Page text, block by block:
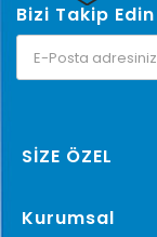
Bizi Takip Edin
SİZE ÖZEL
Kurumsal